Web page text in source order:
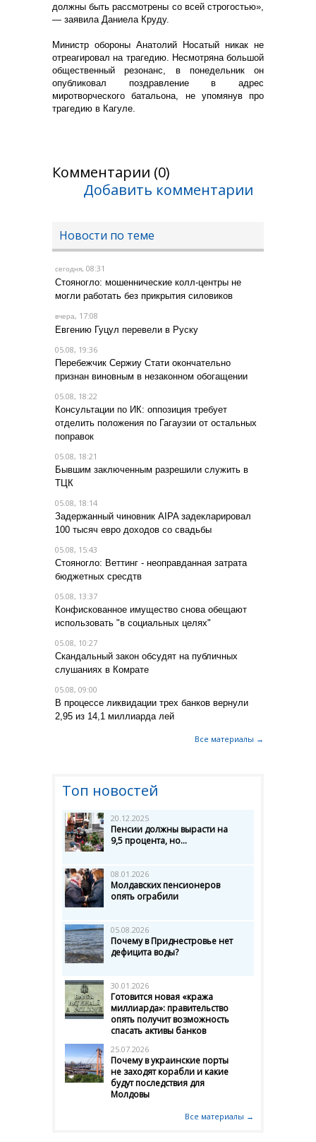
должны быть рассмотрены со всей строгостью»,
— заявила Даниела Круду.
Министр обороны Анатолий Носатый никак не
отреагировал на трагедию. Несмотряна большой
общественный резонанс, в понедельник он
опубликовал поздравление в адрес
миротворческого батальона, не упомянув про
трагедию в Кагуле.
Комментарии (0)
Добавить комментарии
Новости по теме
сегодня, 08:31
Стояногло: мошеннические колл-центры не
могли работать без прикрытия силовиков
вчера, 17:08
Евгению Гуцул перевели в Руску
05.08, 19:36
Перебежчик Сержиу Стати окончательно
признан виновным в незаконном обогащении
05.08, 18:22
Консультации по ИК: оппозиция требует
отделить положения по Гагаузии от остальных
поправок
05.08, 18:21
Бывшим заключенным разрешили служить в
ТЦК
05.08, 18:14
Задержанный чиновник AIPA задекларировал
100 тысяч евро доходов со свадьбы
05.08, 15:43
Стояногло: Веттинг - неоправданная затрата
бюджетных сресдтв
05.08, 13:37
Конфискованное имущество снова обещают
использовать "в социальных целях"
05.08, 10:27
Скандальный закон обсудят на публичных
слушаниях в Комрате
05.08, 09:00
В процессе ликвидации трех банков вернули
2,95 из 14,1 миллиарда лей
Все материалы →
Топ новостей
20.12.2025
Пенсии должны вырасти на
9,5 процента, но...
08.01.2026
Молдавских пенсионеров
опять ограбили
05.08.2026
Почему в Приднестровье нет
дефицита воды?
30.01.2026
Готовится новая «кража
миллиарда»: правительство
опять получит возможность
спасать активы банков
25.07.2026
Почему в украинские порты
не заходят корабли и какие
будут последствия для
Молдовы
Все материалы →